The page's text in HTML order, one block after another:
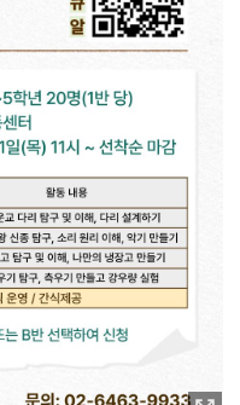
이미지 확대보기